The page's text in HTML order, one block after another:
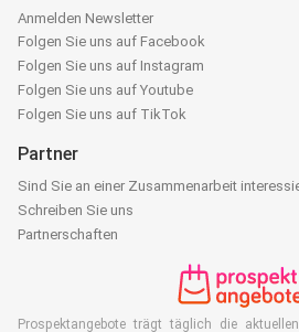
Anmelden Newsletter
Folgen Sie uns auf Facebook
Folgen Sie uns auf Instagram
Folgen Sie uns auf Youtube
Folgen Sie uns auf TikTok
Partner
Sind Sie an einer Zusammenarbeit
Schreiben Sie uns
Partnerschaften
Prospektangebote trägt täglich die aktuellen